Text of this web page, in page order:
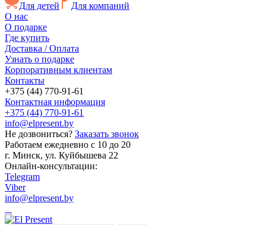
Для детей
Для компаний
О нас
О подарке
Где купить
Доставка / Оплата
Узнать о подарке
Корпоративным клиентам
Контакты
+375 (44) 770-91-61
Контактная информация
+375 (44) 770-91-61
info@elpresent.by
Не дозвониться? Заказать звонок
Работаем ежедневно c 10 до 20
г. Минск, ул. Куйбышева 22
Онлайн-консультации:
Telegram
Viber
info@elpresent.by